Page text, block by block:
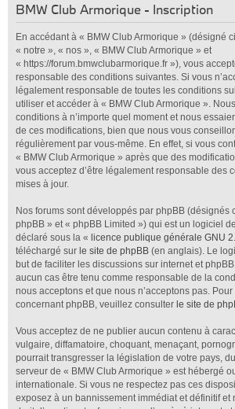
BMW Club Armorique - Inscription
En accédant à « BMW Club Armorique » (désigné
« notre », « nos », « BMW Club Armorique » et
« https://forum.bmwclubarmorique.fr »), vous
responsable des conditions suivantes. Si vous
légalement responsable de toutes les conditions
utiliser et accéder à « BMW Club Armorique ».
conditions à n’importe quel moment et nous
de ces modifications, bien que nous vous
régulièrement par vous-même. En effet, si vous
« BMW Club Armorique » après que des
vous acceptez d’être légalement responsable des
mises à jour.
Nos forums sont développés par phpBB (désignés
phpBB » et « phpBB Limited ») qui est un logiciel
déclaré sous la « licence publique générale GNU
téléchargé sur le site de phpBB (en anglais). Le
but de faciliter les discussions sur internet et
aucun cas être tenu comme responsable de la
nous acceptons et que nous n’acceptons pas.
concernant phpBB, veuillez consulter le site de
Vous acceptez de ne publier aucun contenu à
vulgaire, diffamatoire, choquant, menaçant,
pourrait transgresser la législation de votre pays,
serveur de « BMW Club Armorique » est hébergé
internationale. Si vous ne respectez pas ces
exposez à un bannissement immédiat et définitif et